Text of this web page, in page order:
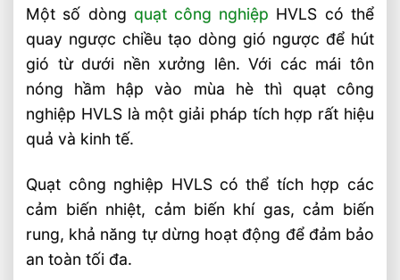
Chọn Tải Trọng Xe Nâng Điện Theo
Trọng Lượng Thực Tế
Chọn Xe Nâng Điện Theo Ngành Phù
Hợp Từng Ứng Dụng
Chọn Xe Nâng Điện Phù Hợp Theo Từng
Loại Pallet Tối Ưu Nhất
Cao Kệ Hàng Chuẩn Nhất
Xe Nâng Điện Reach Truck 1.8 Tấn Lựa
Chọn Tối Ưu Cho Logistics
Xe Nâng Dầu 3.5 Tấn Động Cơ Isuzu Có
Ưu Điểm Gì
Một số dòng quạt công nghiệp HVLS có thể
quay ngược chiều tạo dòng gió ngược để hút
gió từ dưới nền xưởng lên. Với các mái tôn
nóng hầm hập vào mùa hè thì quạt công
nghiệp HVLS là một giải pháp tích hợp rất hiệu
quả và kinh tế.
Quạt công nghiệp HVLS có thể tích hợp các
cảm biến nhiệt, cảm biến khí gas, cảm biến
rung, khả năng tự dừng hoạt động để đảm bảo
an toàn tối đa.